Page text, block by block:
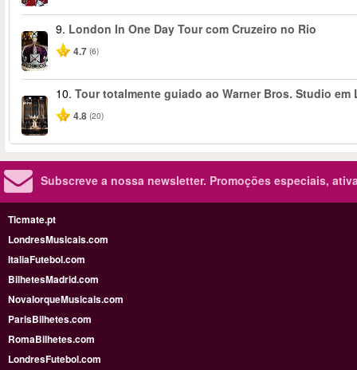
9. London In One Day Tour com Cruzeiro no Rio
4.7 (6)
10. Tour totalmente guiado ao Warner Bros. Studio
4.8 (20)
Subscreve a nossa newsletter. Promoções especiais,
Ticmate.pt
LondresMusicais.com
ItaliaFutebol.com
BilhetesMadrid.com
NovaIorqueMusicais.com
ParisBilhetes.com
RomaBilhetes.com
LondresFutebol.com